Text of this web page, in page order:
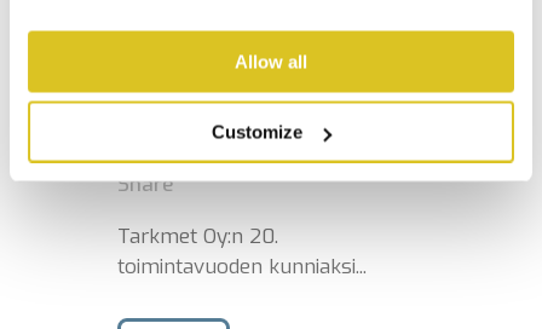
Allow all
Customize
juhlavuoden
kunniaksi
Julkaistu 11:32Ajankohtaista
Share
Tarkmet Oy:n 20.
toimintavuoden kunniaksi...